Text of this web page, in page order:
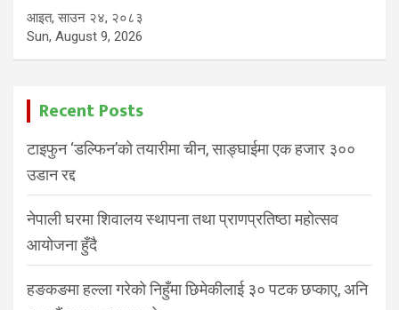
आइत, साउन २४, २०८३
Sun, August 9, 2026
Recent Posts
टाइफुन ‘डल्फिन’को तयारीमा चीन, साङ्घाईमा एक हजार ३००
उडान रद्द
नेपाली घरमा शिवालय स्थापना तथा प्राणप्रतिष्ठा महोत्सव
आयोजना हुँदै
हङकङमा हल्ला गरेको निहुँमा छिमेकीलाई ३० पटक छप्काए, अनि